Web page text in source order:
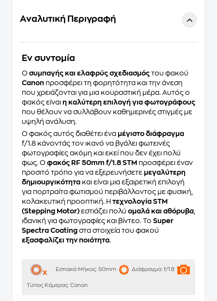
Αναλυτική Περιγραφή
Eν συντομία
Ο συμπαγής και ελαφρύς σχεδιασμός του φακού
Canon προσφέρει τη φορητότητα και την άνεση
που χρειάζονται για μια κουραστική μέρα. Αυτός ο
φακός είναι η καλύτερη επιλογή για φωτογράφους
που θέλουν να συλλάβουν καθημερινές στιγμές με
υψηλή ανάλυση.
Ο φακός αυτός διαθέτει ένα μέγιστο διάφραγμα
f/1.8 κάνοντάς τον ικανό να βγάλει φωτεινές
φωτογραφίες ακόμη και εκεί που δεν έχει πολύ
φως. Ο φακός RF 50mm f/1.8 STM προσφέρει έναν
προσιτό τρόπο για να εξερευνήσετε μεγαλύτερη
δημιουργικότητα και είναι μια εξαιρετική επιλογή
για πορτραίτα φωτισμού περιβάλλοντος με φυσική,
κολακευτική προοπτική. Η τεχνολογία STM
(Stepping Motor) εστιάζει πολύ ομαλά και αθόρυβα
ιδανική για φωτογραφίες και βίντεο. Το Super
Spectra Coating στα στοιχεία του φακού
εξασφαλίζει την ποιότητα.
Εστιακό Μήκος: 50mm Διάφραγμα: f/1.8
Τύπος Κάμερας: Canon